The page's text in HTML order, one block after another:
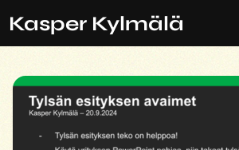
sisältöön
Kasper Kylmälä
Ota yhteyttä